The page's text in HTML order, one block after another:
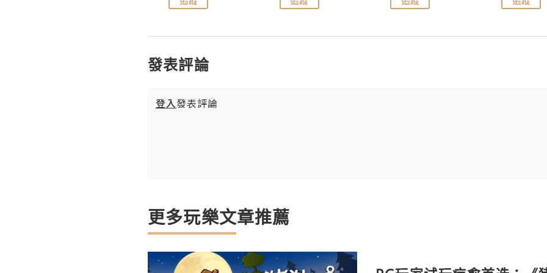
發表評論
登入發表評論
更多玩樂文章推薦